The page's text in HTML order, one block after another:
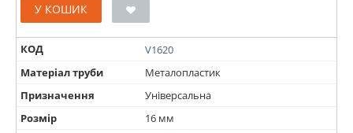
У КОШИК
КОД
V1620
Матеріал труби
Металопластик
Призначення
Універсальна
Розмір
16 мм